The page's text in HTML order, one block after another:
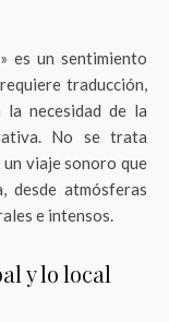
es un sentimiento
traducción,
necesidad de la
No se trata
un viaje sonoro que
desde atmósferas
e intensos.
y lo local